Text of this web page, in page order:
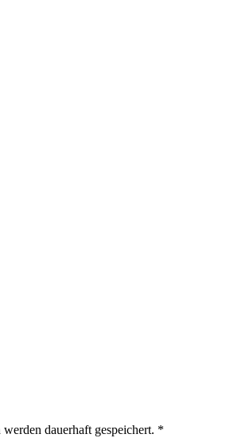
dauerhaft gespeichert. *